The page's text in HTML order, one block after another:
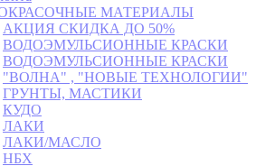
МАТЕРИАЛЫ
АКЦИЯ СКИДКА ДО 50%
ВОДОЭМУЛЬСИОННЫЕ КРАСКИ
ВОДОЭМУЛЬСИОННЫЕ КРАСКИ
"ВОЛНА" , "НОВЫЕ ТЕХНОЛОГИИ"
ГРУНТЫ, МАСТИКИ
КУДО
ЛАКИ
ЛАКИ/МАСЛО
НБХ